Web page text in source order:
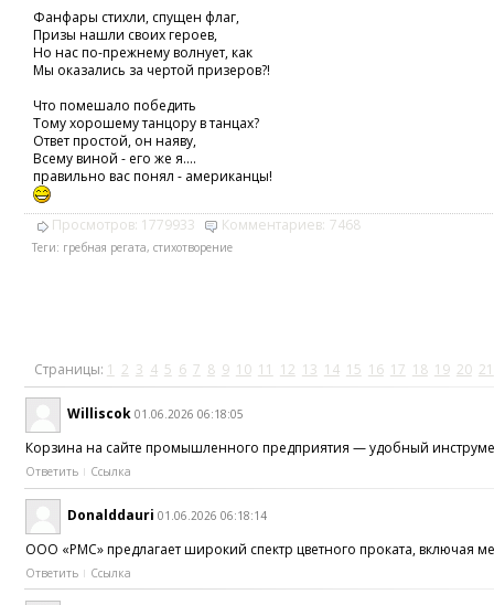
Фанфары стихли, спущен флаг,
Призы нашли своих героев,
Но нас по-прежнему волнует, как
Мы оказались за чертой призеров?!
Что помешало победить
Тому хорошему танцору в танцах?
Ответ простой, он наяву,
Всему виной - его же я....
правильно вас понял - американцы!
Просмотров: 1779933 Комментариев: 7468
Теги: гребная регата, стихотворение
Страницы: 1 2 3 4 5 6 7 8 9 10 11 12 13 14 15 16 17 18 19 20 21
Williscok 01.06.2026 06:18:05
Корзина на сайте промышленного предприятия — удобный
Ответить Ссылка
Donalddauri 01.06.2026 06:18:14
ООО «РМС» предлагает широкий спектр цветного проката, включая
Ответить Ссылка